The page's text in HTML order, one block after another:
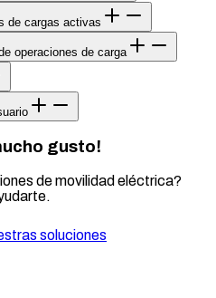
de cargas activas
operaciones de carga
gusto!
de movilidad eléctrica?
soluciones